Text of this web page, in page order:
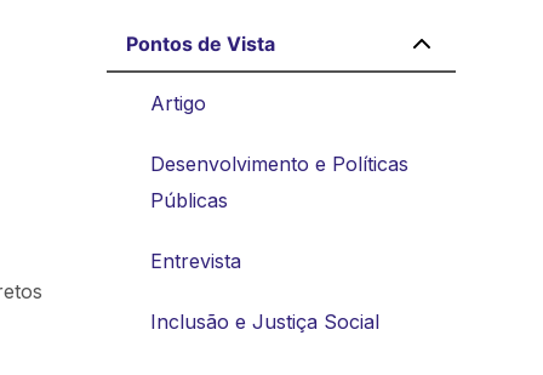
Pontos de Vista
Artigo
Desenvolvimento e Políticas
Públicas
Entrevista
Inclusão e Justiça Social